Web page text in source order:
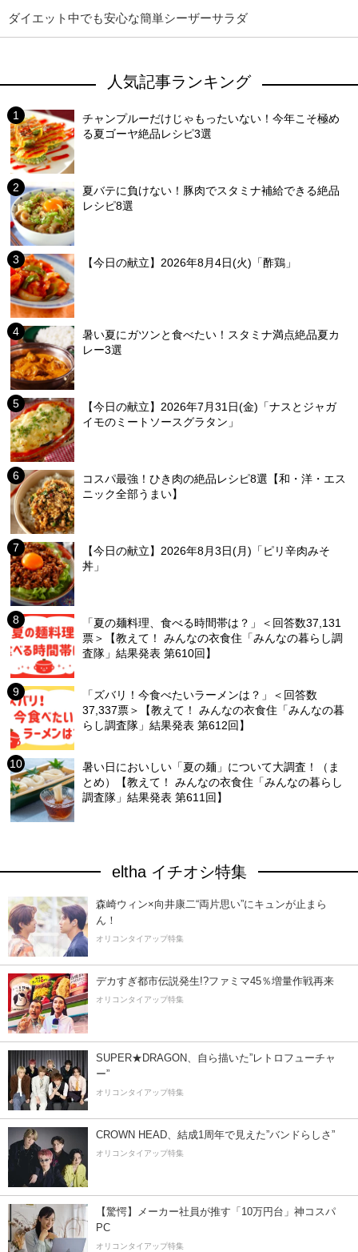
ダイエット中でも安心な簡単シーザーサラダ
人気記事ランキング
チャンプルーだけじゃもったいない！今年こそ極め
る夏ゴーヤ絶品レシピ3選
夏バテに負けない！豚肉でスタミナ補給できる絶品
レシピ8選
【今日の献立】2026年8月4日(火)「酢鶏」
暑い夏にガツンと食べたい！スタミナ満点絶品夏カ
レー3選
【今日の献立】2026年7月31日(金)「ナスとジャガ
イモのミートソースグラタン」
コスパ最強！ひき肉の絶品レシピ8選【和・洋・エス
ニック全部うまい】
【今日の献立】2026年8月3日(月)「ピリ辛肉みそ
丼」
「夏の麺料理、食べる時間帯は？」＜回答数37,131
票＞【教えて！ みんなの衣食住「みんなの暮らし調
査隊」結果発表 第610回】
「ズバリ！今食べたいラーメンは？」＜回答数
37,337票＞【教えて！ みんなの衣食住「みんなの暮
らし調査隊」結果発表 第612回】
暑い日においしい「夏の麺」について大調査！（ま
とめ）【教えて！ みんなの衣食住「みんなの暮らし
調査隊」結果発表 第611回】
eltha イチオシ特集
森崎ウィン×向井康二“両片思い”にキュンが止まら
ん！
オリコンタイアップ特集
デカすぎ都市伝説発生!?ファミマ45％増量作戦再来
オリコンタイアップ特集
SUPER★DRAGON、自ら描いた”レトロフューチャ
ー”
オリコンタイアップ特集
CROWN HEAD、結成1周年で見えた”バンドらしさ”
オリコンタイアップ特集
【驚愕】メーカー社員が推す「10万円台」神コスパ
PC
オリコンタイアップ特集